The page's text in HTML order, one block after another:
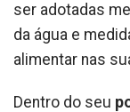
ser adotadas
da água e
alimentar nas
Dentro do seu